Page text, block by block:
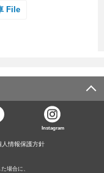
File
Instagram
人情報保護方針
場合に、